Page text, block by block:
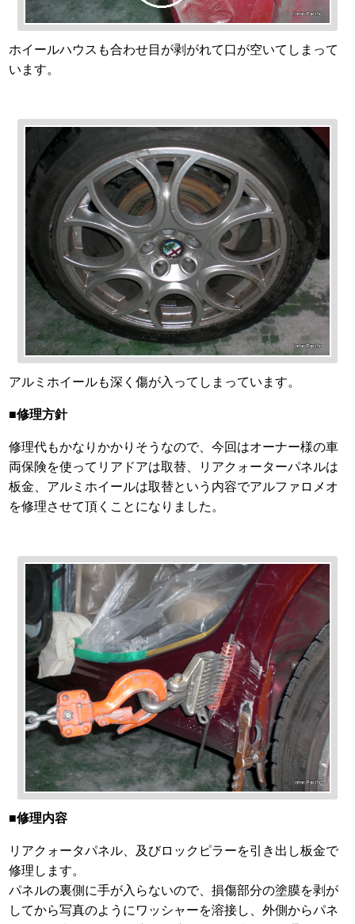
ホイールハウスも合わせ目が剥がれて口が空いてしまって
います。
アルミホイールも深く傷が入ってしまっています。
■修理方針
修理代もかなりかかりそうなので、今回はオーナー様の車
両保険を使ってリアドアは取替、リアクォーターパネルは
板金、アルミホイールは取替という内容でアルファロメオ
を修理させて頂くことになりました。
■修理内容
リアクォータパネル、及びロックピラーを引き出し板金で
修理します。
パネルの裏側に手が入らないので、損傷部分の塗膜を剥が
してから写真のようにワッシャーを溶接し、外側からパネ